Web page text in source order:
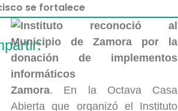
se fortalece
Zamora. En la Octava Casa
Abierta que organizó el Instituto